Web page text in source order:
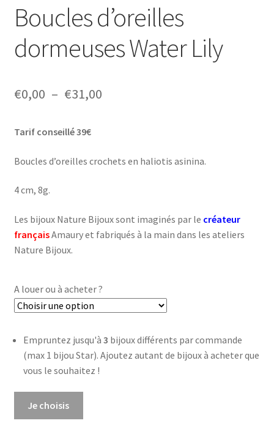
Boucles d’oreilles
dormeuses Water Lily
€0,00 – €31,00Plage
€0,00
Tarif conseillé 39€
Boucles d’oreilles crochets en haliotis asinina.
4 cm, 8g.
Les bijoux Nature Bijoux sont imaginés par le créateur
françaisAmaury et fabriqués à la main dans les ateliers
Nature Bijoux.
A louer ou à acheter ?
Empruntez jusqu'à 3 bijoux différents par commande
(max 1 bijou Star). Ajoutez autant de bijoux à acheter que
vous le souhaitez !
Je choisis